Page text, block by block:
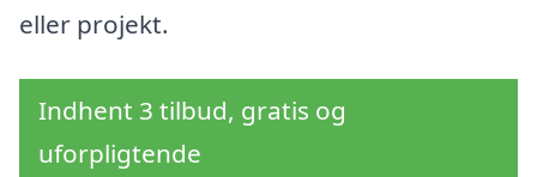
eller projekt.
Indhent 3 tilbud, gratis og
uforpligtende